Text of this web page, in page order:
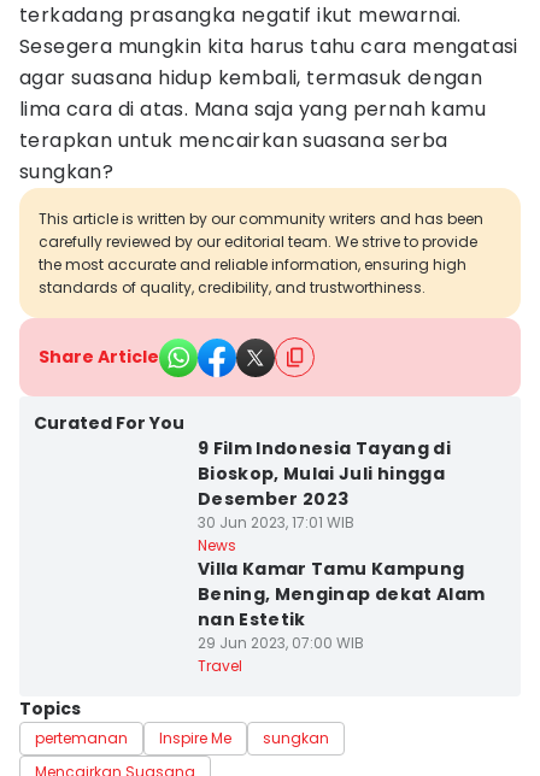
terkadang prasangka negatif ikut mewarnai.
Sesegera mungkin kita harus tahu cara mengatasi
agar suasana hidup kembali, termasuk dengan
lima cara di atas. Mana saja yang pernah kamu
terapkan untuk mencairkan suasana serba
sungkan?
This article is written by our community writers and has been
carefully reviewed by our editorial team. We strive to provide
the most accurate and reliable information, ensuring high
standards of quality, credibility, and trustworthiness.
Share Article
Curated For You
9 Film Indonesia Tayang di
Bioskop, Mulai Juli hingga
Desember 2023
30 Jun 2023, 17:01 WIB
News
Villa Kamar Tamu Kampung
Bening, Menginap dekat Alam
nan Estetik
29 Jun 2023, 07:00 WIB
Travel
Topics
pertemanan Inspire Me
sungkan
Mencairkan Suasana